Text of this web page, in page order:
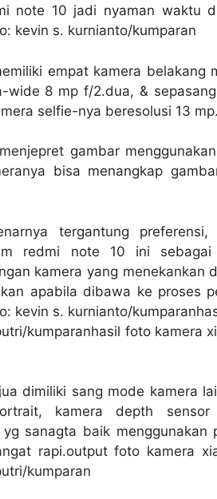
note 10 jadi nyaman waktu
kevin s. kurnianto/kumparan
empat kamera belakang
wide 8 mp f/2.dua, &
selfie-nya beresolusi 13 mp.
gambar
bisa menangkap
tergantung
redmi note 10 ini
kamera yang menekankan
apabila dibawa ke proses
kevin s. kurnianto/
kumparanhasil foto kamera
dimiliki sang mode kamera
kamera depth sensor
yg sanagta baik menggunakan
rapi.output foto kamera
kumparan